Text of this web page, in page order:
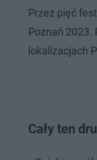
Przez pięć
Poznań 2023.
lokalizacjach
Cały ten